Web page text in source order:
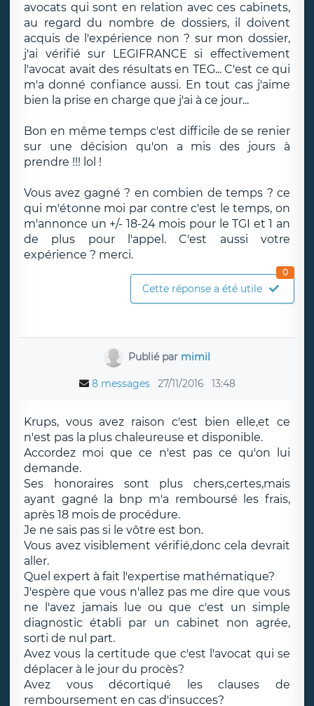
avocats qui sont en relation avec ces cabinets,
au regard du nombre de dossiers, il doivent
acquis de l'expérience non ? sur mon dossier,
j'ai vérifié sur LEGIFRANCE si effectivement
l'avocat avait des résultats en TEG... C'est ce qui
m'a donné confiance aussi. En tout cas j'aime
bien la prise en charge que j'ai à ce jour...
Bon en même temps c'est difficile de se renier
sur une décision qu'on a mis des jours à
prendre !!! lol !
Vous avez gagné ? en combien de temps ? ce
qui m'étonne moi par contre c'est le temps, on
m'annonce un +/- 18-24 mois pour le TGI et 1 an
de plus pour l'appel. C'est aussi votre
expérience ? merci.
Cette réponse a été utile
0
Publié par mimil
8 messages 27/11/2016 13:48
Krups, vous avez raison c'est bien elle,et ce
n'est pas la plus chaleureuse et disponible.
Accordez moi que ce n'est pas ce qu'on lui
demande.
Ses honoraires sont plus chers,certes,mais
ayant gagné la bnp m'a remboursé les frais,
après 18 mois de procédure.
Je ne sais pas si le vôtre est bon.
Vous avez visiblement vérifié,donc cela devrait
aller.
Quel expert à fait l'expertise mathématique?
J'espère que vous n'allez pas me dire que vous
ne l'avez jamais lue ou que c'est un simple
diagnostic établi par un cabinet non agrée,
sorti de nul part.
Avez vous la certitude que c'est l'avocat qui se
déplacer à le jour du procès?
Avez vous décortiqué les clauses de
remboursement en cas d'insucces?